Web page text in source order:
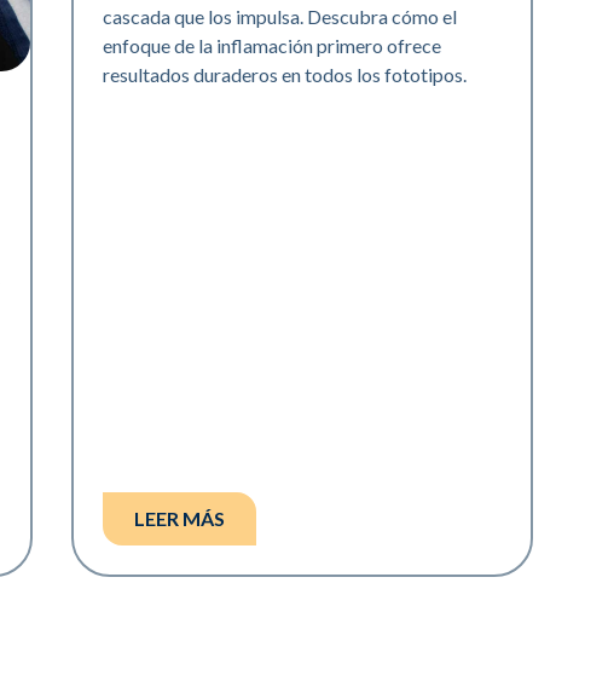
cascada que los impulsa. Descubra cómo el
enfoque de la inflamación primero ofrece
resultados duraderos en todos los fototipos.
LEER MÁS